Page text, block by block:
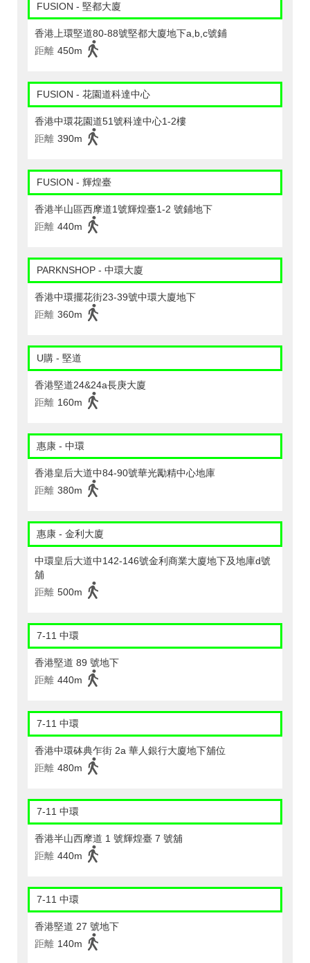
FUSION - 堅都大廈
香港上環堅道80-88號堅都大廈地下a,b,c號鋪
距離 450m
FUSION - 花園道科達中心
香港中環花園道51號科達中心1-2樓
距離 390m
FUSION - 輝煌臺
香港半山區西摩道1號輝煌臺1-2 號鋪地下
距離 440m
PARKNSHOP - 中環大廈
香港中環擺花街23-39號中環大廈地下
距離 360m
U購 - 堅道
香港堅道24&24a長庚大廈
距離 160m
惠康 - 中環
香港皇后大道中84-90號華光勵精中心地庫
距離 380m
惠康 - 金利大廈
中環皇后大道中142-146號金利商業大廈地下及地庫d號
舖
距離 500m
7-11 中環
香港堅道 89 號地下
距離 440m
7-11 中環
香港中環砵典乍街 2a 華人銀行大廈地下舖位
距離 480m
7-11 中環
香港半山西摩道 1 號輝煌臺 7 號舖
距離 440m
7-11 中環
香港堅道 27 號地下
距離 140m